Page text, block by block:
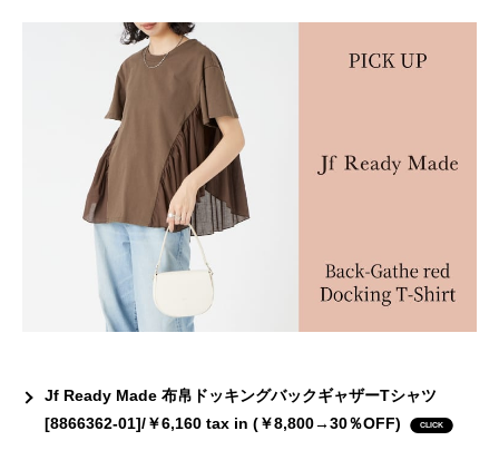
Jf Ready Made 布帛ドッキングバックギャザーTシャツ
[8866362-01]/￥6,160 tax in (￥8,800→30％OFF)